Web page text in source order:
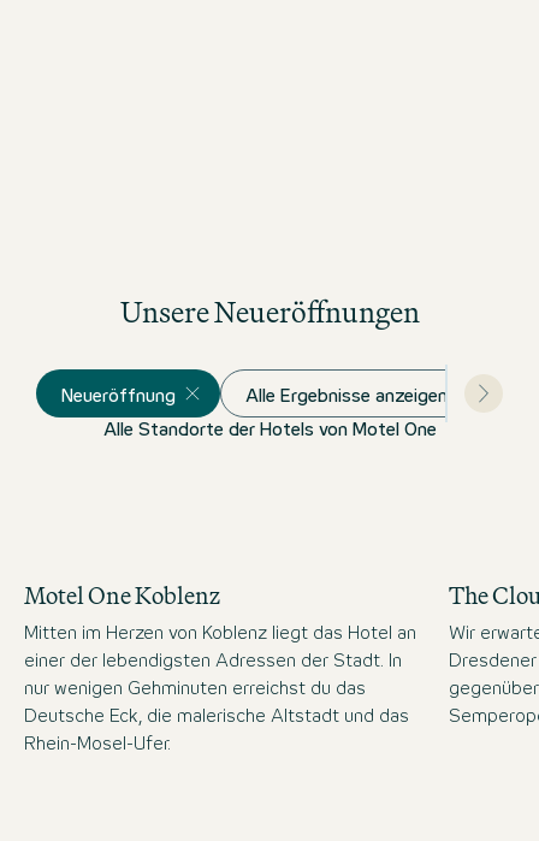
Unsere Neueröffnungen
Neueröffnung Alle Ergebnisse anzeigen
Alle Standorte der Hotels von Motel One
Motel One Koblenz
Mitten im Herzen von Koblenz liegt das Hotel an
einer der lebendigsten Adressen der Stadt. In
nur wenigen Gehminuten erreichst du das
Deutsche Eck, die malerische Altstadt und das
Rhein-Mosel-Ufer.
The
Wir